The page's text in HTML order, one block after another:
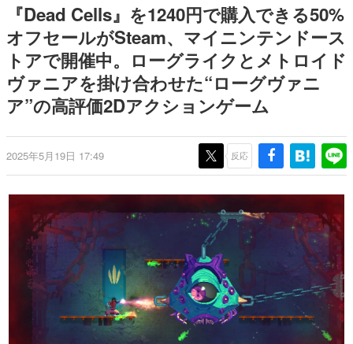
きます。
赫本
この物語を解いてはいけない。『赫本』は、〈試験問題〉
の形をした短編ホラー小説集です。
新世代に訊く
これからのデジタルゲーム市場を担う若きクリエイター達
ゲーム世代の作家たち
ゲームに多大な影響を受けた作家さんに取材し、ゲームが
画です。
日本モバイルゲーム産業史
日本のモバイルゲーム史における主要なトピック・タイト
ルを網羅するほか、開発者へのインタビューや識者による
解説を掲載。約20年の歴史が一望できる決定版！
若ゲのいたり〜ゲームクリエイターの青春〜
『うつヌケ』『ペンと箸』等で知られるマンガ家・田中圭
一先生によるゲーム業界レポートマンガです。
『Dead Cells』を1240円で購入できる50%
オフセールがSteam、マイニンテンドース
トアで開催中。ローグライクとメトロイド
ヴァニアを掛け合わせた“ローグヴァニ
ア”の高評価2Dアクションゲーム
2025年5月19日 17:49 反応